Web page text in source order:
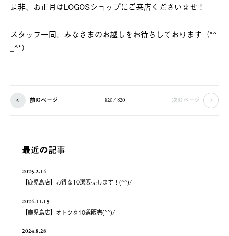
是非、お正月はLOGOSショップにご来店くださいませ！
スタッフ一同、みなさまのお越しをお待ちしております（*^
_^*）
前のページ 820 / 820 次のページ
最近の記事
2025.2.14
【鹿児島店】お得な10選販売します！(^^)/
2024.11.15
【鹿児島店】オトクな10選販売(^^)/
2024.8.28